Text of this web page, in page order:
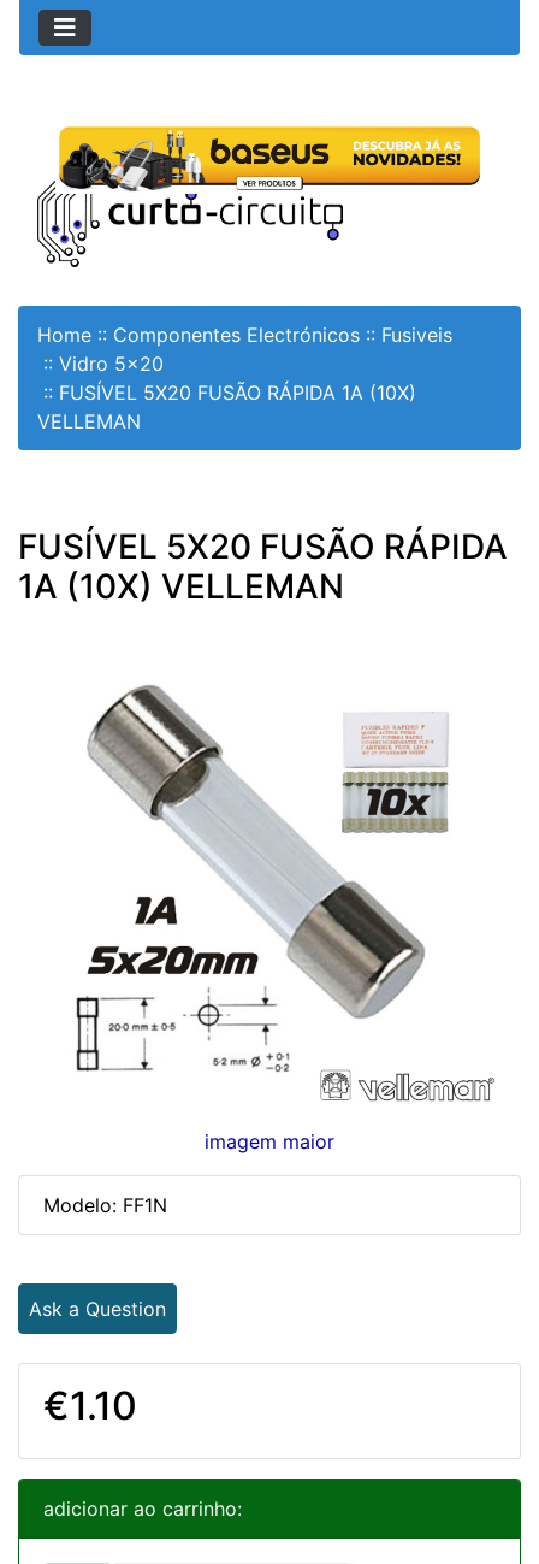
Home :: Componentes Electrónicos :: Fusiveis
:: Vidro 5x20
:: FUSÍVEL 5X20 FUSÃO RÁPIDA 1A (10X)
VELLEMAN
FUSÍVEL 5X20 FUSÃO RÁPIDA
1A (10X) VELLEMAN
imagem maior
Modelo: FF1N
Ask a Question
€1.10
adicionar ao carrinho: